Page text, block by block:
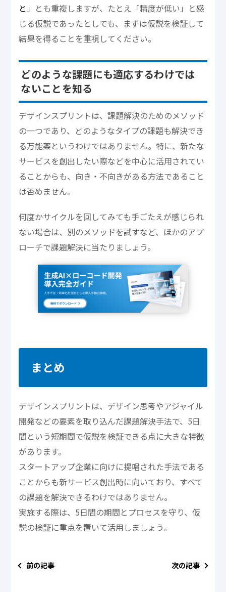
と 」とも重複しますが、たとえ「精度が低い」と感
じる仮説であったとしても、まずは仮説を検証して
結果を得ることを重視してください。
どのような課題にも適応するわけでは
ないことを知る
デザインスプリントは、課題解決のためのメソッド
の一つであり、どのようなタイプの課題も解決でき
る万能薬というわけではありません。特に、新たな
サービスを創出したい際などを中心に活用されてい
ることからも、向き・不向きがある方法であること
は否めません。
何度かサイクルを回してみても手ごたえが感じられ
ない場合は、別のメソッドを試すなど、ほかのアプ
ローチで課題解決に当たりましょう。
まとめ
デザインスプリントは、デザイン思考やアジャイル
開発などの要素を取り込んだ課題解決手法で、5日
間という短期間で仮説を検証できる点に大きな特徴
があります。
スタートアップ企業に向けに提唱された手法である
ことからも新サービス創出時に向いており、すべて
の課題を解決できるわけではありません。
実施する際は、5日間の期間とプロセスを守り、仮
説の検証に重点を置いて活用しましょう。
前の記事 次の記事